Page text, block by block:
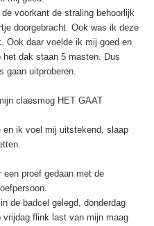
voorkant de straling behoorlijk
doorgebracht. Ook was ik deze
Ook daar voelde ik mij goed en
dak staan 5 masten. Dus
gaan uitproberen.
claesmog HET GAAT
en ik voel mij uitstekend, slaap
een proef gedaan met de
de badcel gelegd, donderdag
vrijdag flink last van mijn maag